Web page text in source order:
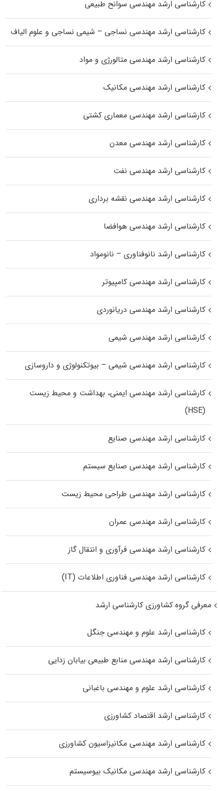
کارشناسی ارشد مهندسی سوانح طبیعی
کارشناسی ارشد مهندسی نساجی – شیمی نساجی و علوم الیاف
کارشناسی ارشد مهندسی متالورژی و مواد
کارشناسی ارشد مهندسی مکانیک
کارشناسی ارشد مهندسی معماری کشتی
کارشناسی ارشد مهندسی معدن
کارشناسی ارشد مهندسی نفت
کارشناسی ارشد مهندسی نقشه برداری
کارشناسی ارشد مهندسی هوافضا
کارشناسی ارشد نانوفناوری – نانومواد
کارشناسی ارشد مهندسی کامپیوتر
کارشناسی ارشد مهندسی دریانوردی
کارشناسی ارشد مهندسی شیمی
کارشناسی ارشد مهندسی شیمی – بیوتکنولوژی و داروسازی
کارشناسی ارشد مهندسی ایمنی، بهداشت و محیط زیست
(HSE)
کارشناسی ارشد مهندسی صنایع
کارشناسی ارشد مهندسی صنایع سیستم
کارشناسی ارشد مهندسی طراحی محیط زیست
کارشناسی ارشد مهندسی عمران
کارشناسی ارشد مهندسی فرآوری و انتقال گاز
کارشناسی ارشد مهندسی فناوری اطلاعات (IT)
معرفی گروه کشاورزی کارشناسی ارشد
کارشناسی ارشد علوم و مهندسی جنگل
کارشناسی ارشد مهندسی منابع طبیعی بیابان زدایی
کارشناسی ارشد علوم و مهندسی باغبانی
کارشناسی ارشد اقتصاد کشاورزی
کارشناسی ارشد مهندسی مکانیزاسیون کشاورزی
کارشناسی ارشد مهندسی مکانیک بیوسیستم